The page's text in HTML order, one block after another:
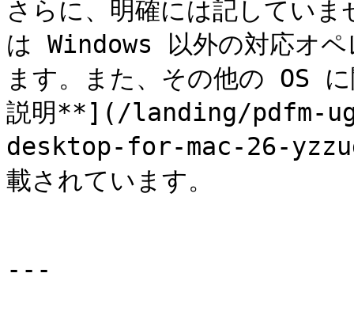
さらに、明確には記してい
は Windows 以外の対応オペ
ます。また、その他の OS
説明**](/landing/
desktop-for-mac-26-
載されています。
---